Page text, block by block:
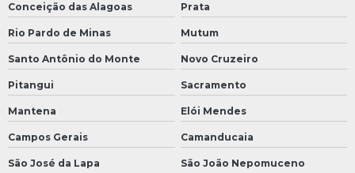
Conceição das Alagoas Prata
Rio Pardo de Minas Mutum
Santo Antônio do Monte Novo Cruzeiro
Pitangui Sacramento
Mantena Elói Mendes
Campos Gerais Camanducaia
São José da Lapa São João Nepomuceno